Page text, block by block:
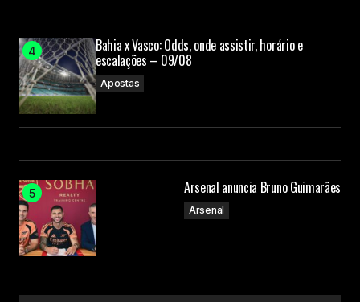
Bahia x Vasco: Odds, onde assistir, horário e
escalações – 09/08
Apostas
Arsenal anuncia Bruno Guimarães
Arsenal